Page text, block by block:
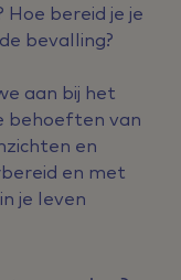
Hoe bereid je je
bevalling?
aan bij het
behoeften van
en
en met
je leven